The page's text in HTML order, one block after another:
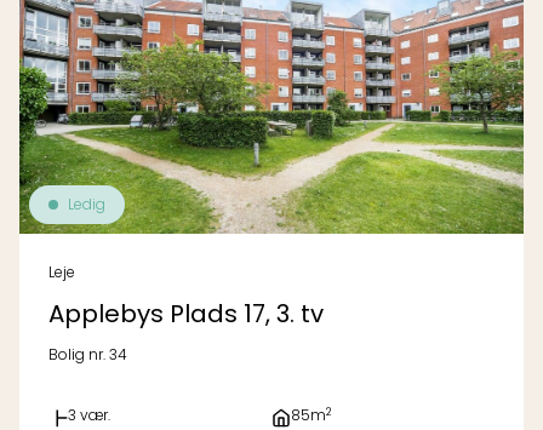
Ledig
Leje
Applebys Plads 17, 3. tv
Bolig nr. 34
3 vær. 85m2